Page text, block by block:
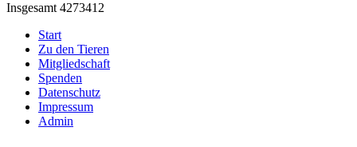
Insgesamt4273412
Start
Zu den Tieren
Mitgliedschaft
Spenden
Datenschutz
Impressum
Admin